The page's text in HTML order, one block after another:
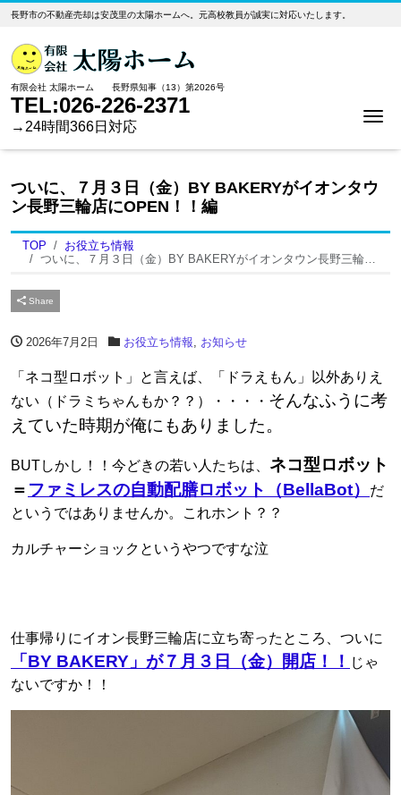
長野市の不動産売却は安茂里の太陽ホームへ。元高校教員が誠実に対応いたします。
有限会社 太陽ホーム 長野県知事（13）第2026号
TEL:026-226-2371
→24時間366日対応
ついに、７月３日（金）BY BAKERYがイオンタウ
ン長野三輪店にOPEN！！編
TOP
お役立ち情報
ついに、７月３日（金）BY BAKERYがイオンタウン長野三輪店にOPEN！！編
Share
2026年7月2日 お役立ち情報 お知らせ
「ネコ型ロボット」と言えば、「ドラえもん」以外ありえ
ない（ドラミちゃんもか？？）・・・・ そんなふうに考
えていた時期が俺にもありました。
BUTしかし！！今どきの若い人たちは、 ネコ型ロボット
＝ ファミレスの自動配膳ロボット（BellaBot）
だ
というではありませんか。これホント？？
カルチャーショックというやつですな泣
仕事帰りにイオン長野三輪店に立ち寄ったところ、ついに
「BY BAKERY」が７月３日（金）開店！！ じゃ
ないですか！！